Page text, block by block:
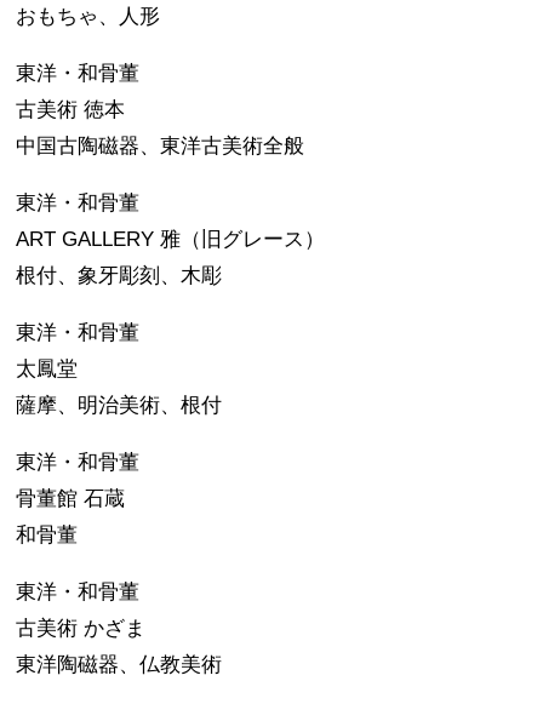
おもちゃ、人形
東洋・和骨董
古美術 徳本
中国古陶磁器、東洋古美術全般
東洋・和骨董
ART GALLERY 雅（旧グレース）
根付、象牙彫刻、木彫
東洋・和骨董
太鳳堂
薩摩、明治美術、根付
東洋・和骨董
骨董館 石蔵
和骨董
東洋・和骨董
古美術 かざま
東洋陶磁器、仏教美術